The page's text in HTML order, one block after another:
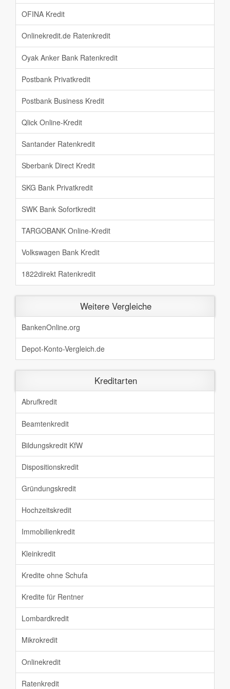
OFINA Kredit
Onlinekredit.de Ratenkredit
Oyak Anker Bank Ratenkredit
Postbank Privatkredit
Postbank Business Kredit
Qlick Online-Kredit
Santander Ratenkredit
Sberbank Direct Kredit
SKG Bank Privatkredit
SWK Bank Sofortkredit
TARGOBANK Online-Kredit
Volkswagen Bank Kredit
1822direkt Ratenkredit
Weitere Vergleiche
BankenOnline.org
Depot-Konto-Vergleich.de
Kreditarten
Abrufkredit
Beamtenkredit
Bildungskredit KfW
Dispositionskredit
Gründungskredit
Hochzeitskredit
Immobilienkredit
Kleinkredit
Kredite ohne Schufa
Kredite für Rentner
Lombardkredit
Mikrokredit
Onlinekredit
Ratenkredit